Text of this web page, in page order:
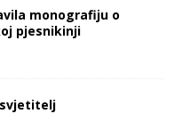
monografiju o
pjesnikinji